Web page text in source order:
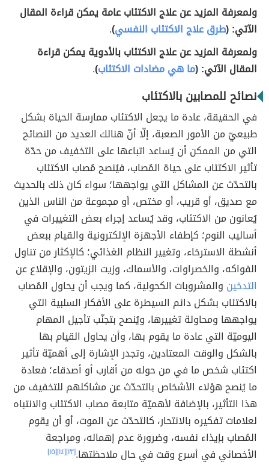
ولمعرفة المزيد عن علاج الاكتئاب عامة يمكن قراءة المقال
الآتي: (طرق علاج الاكتئاب النفسي)
.
ولمعرفة المزيد عن علاج الاكتئاب بالأدوية يمكن قراءة
المقال الآتي: (ما هي مضادات الاكتئاب)
.
نصائح للمصابين بالاكتئاب
في الحقيقة، عادة ما يجعل الاكتئاب ممارسة الحياة بشكل
طبيعيّ من الأمور الصعبة، إلّا أنّ هنالك العديد من النصائح
التي من الممكن أن يُساعد اتباعها على التخفيف من حدّة
تأثير الاكتئاب على حياة المُصاب، فيُنصح مُصاب الاكتئاب
بالتحدّث عن المشاكل التي يواجهها؛ سواء كان ذلك بالحديث
مع صديق، أو قريب، أو مختص، أو مجموعة من الناس الذين
يُعانون من الاكتئاب، وقد يُساعد إجراء بعض التغييرات في
أساليب النوم؛ كإطفاء الأجهزة الإلكترونية والقيام ببعض
أنشطة الاسترخاء، وتغيير النظام الغذائي؛ كالإكثار من تناول
الفواكه، والخصراوات، والأسماك، وزيت الزيتون، والإقلاع عن
التدخين والمشروبات الكحولية، كما ويجب أن يحاول المُصاب
بالاكتئاب بشكل دائم السيطرة على الأفكار السلبية التي
يواجهها ومحاولة تغييرها، ويُنصح بتجنّب تأجيل المهام
اليوميّة التي عادة ما يقوم بها، وأن يحاول القيام بها
بالشكل والوقت المعتادين، وتجدر الإشارة إلى أهميّة تأثير
اكتئاب شخص ما في من حوله من أقارب أو أصدقاء؛ فعادة
ما يُنصح هؤلاء الأشخاص بالتحدّث عن مشاكلهم للتخفيف من
هذا التأثير، بالإضافة لأهميّة متابعة مصاب الاكتئاب والانتباه
لعلامات تفكيره بالانتحار، كالتحدّث عن الموت، أو أن يقوم
المُصاب بإيذاء نفسه، وضرورة عدم إهماله، ومراجعة
الأخصائي في أسرع وقت في حال ملاحظتها.[١٣] [١٤] [١٥]